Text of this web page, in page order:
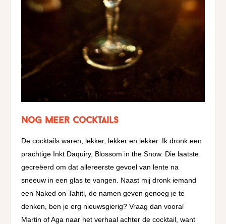
Nog meer cocktails
De cocktails waren, lekker, lekker en lekker. Ik dronk een
prachtige Inkt Daquiry, Blossom in the Snow. Die laatste
gecreëerd om dat allereerste gevoel van lente na
sneeuw in een glas te vangen. Naast mij dronk iemand
een Naked on Tahiti, de namen geven genoeg je te
denken, ben je erg nieuwsgierig? Vraag dan vooral
Martin of Aga naar het verhaal achter de cocktail, want